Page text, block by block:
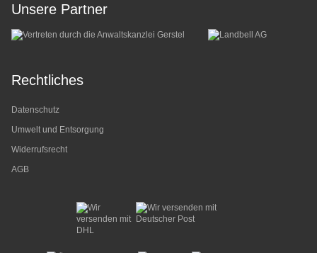
Unsere Partner
Rechtliches
Datenschutz
Umwelt und Entsorgung
Widerrufsrecht
AGB